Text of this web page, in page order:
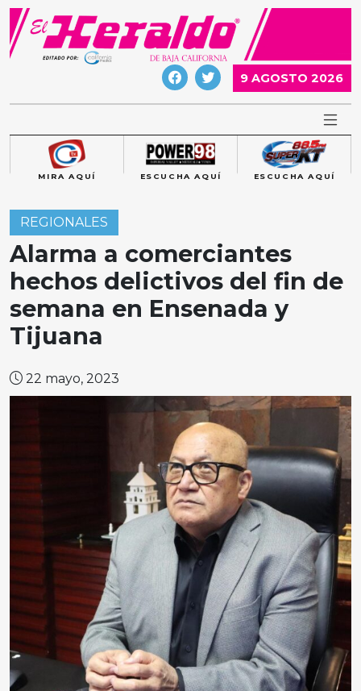
Skip
content
9 AGOSTO 2026
MIRA AQUÍ ESCUCHA AQUÍ ESCUCHA AQUÍ
REGIONALES
Alarma a comerciantes
hechos delictivos del fin de
semana en Ensenada y
Tijuana
22 mayo, 2023